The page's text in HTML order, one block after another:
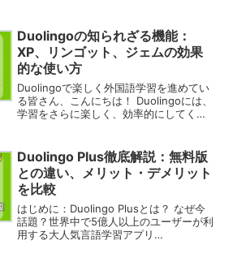
っぱいの結婚報道から、ベールに包まれ
た旦那さんの情報、さらに彼...
Duolingoの知られざる機能：
XP、リンゴット、ジェムの効果
的な使い方
Duolingoで楽しく外国語学習を進めてい
る皆さん、こんにちは！ Duolingoには、
学習をさらに楽しく、効率的にしてくれ
な「XP」「リンゴット」「ジェム」につ
いて...
Duolingo Plus徹底解説：無料版
との違い、メリット・デメリット
を比較
はじめに：Duolingo Plusとは？ なぜ今
話題？世界中で5億人以上のユーザーが利
用する大人気言語学習アプリ